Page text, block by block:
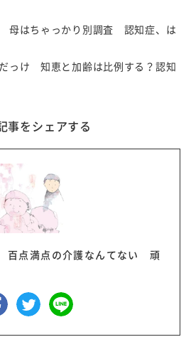
母はちゃっかり別調査 認知症、は
っけ 知恵と加齢は比例する？認知
事をシェアする
百点満点の介護なんてない 頑